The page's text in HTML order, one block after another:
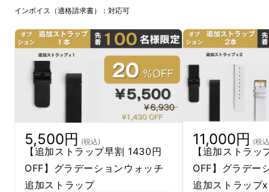
それは、“今”という一瞬を映し出す、ただ一つ
インボイス（適格請求書）：対応可
5,500円 (税込)
【追加ストラップ早割 1430円
OFF】グラデーションウォッチ
追加ストラップ
11,000円 (税
【追加ストラ
OFF】グラデー
追加ストラップ